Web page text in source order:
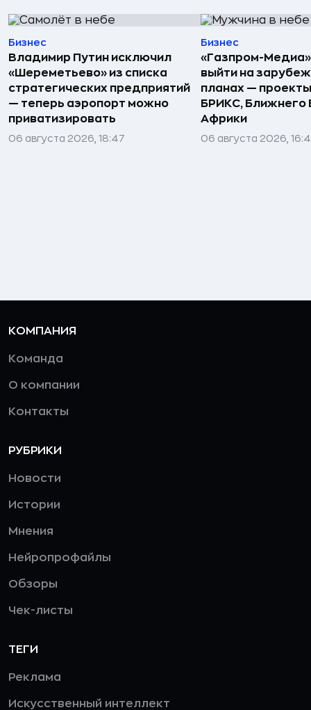
Бизнес
Владимир Путин исключил
«Шереметьево» из списка
стратегических предприятий
— теперь аэропорт можно
приватизировать
06 августа 2026, 18:47
Бизнес
«Газпром-Медиа»
выйти на
планах —
БРИКС, Ближнего
Африки
06 августа 2026,
КОМПАНИЯ
Команда
О компании
Контакты
РУБРИКИ
Новости
Истории
Мнения
Нейропрофайлы
Обзоры
Чек-листы
ТЕГИ
Реклама
Искусственный интеллект